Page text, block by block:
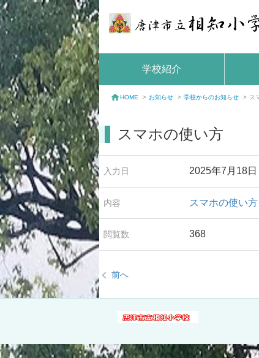
学校紹介
HOME > お知らせ > 学校からのお知らせ > ス
スマホの使い方
入力日 2025年7月18日
内容 スマホの使い方
閲覧数 368
前へ